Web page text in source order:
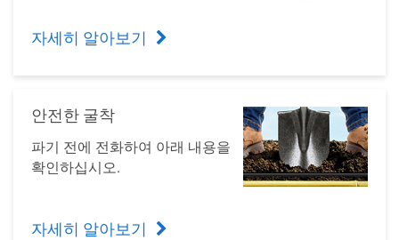
자세히 알아보기
안전한 굴착
파기 전에 전화하여 아래 내용을
확인하십시오.
자세히 알아보기